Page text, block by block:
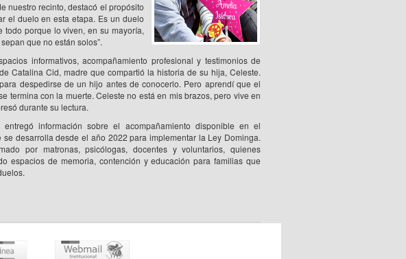
nuestro recinto, destacó el propósito
el duelo en esta etapa. Es un duelo
todo porque lo viven, en su mayoría,
que no están solos”.
informativos, acompañamiento profesional y testimonios de
Catalina Cid, madre que compartió la historia de su hija, Celeste.
despedirse de un hijo antes de conocerlo. Pero aprendí que el
termina con la muerte. Celeste no está en mis brazos, pero vive en
durante su lectura.
información sobre el acompañamiento disponible en el
se desarrolla desde el año 2022 para implementar la Ley Dominga.
por matronas, psicólogas, docentes y voluntarios, quienes
espacios de memoria, contención y educación para familias que